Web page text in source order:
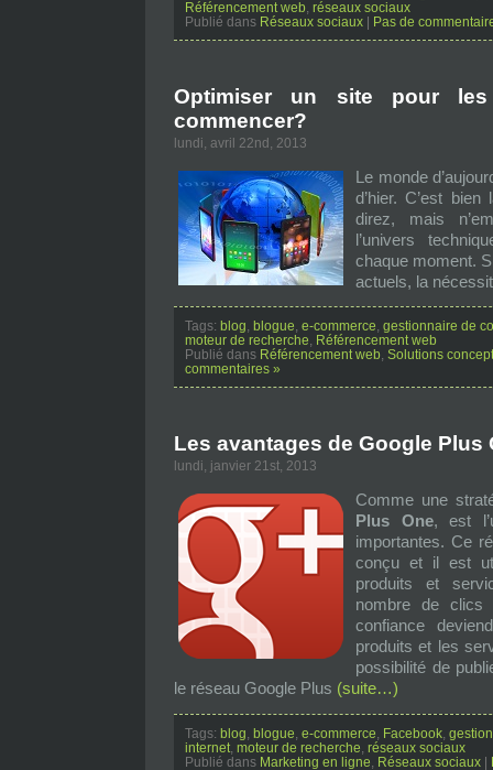
Référencement web réseaux sociaux
Publié dans Réseaux sociaux | Pas de
Optimiser un site pour
commencer?
lundi, avril 22nd, 2013
Le monde
d’hier. C’est
direz, mais
l’univers
chaque moment.
actuels, la
Tags: blog blogue e-commerce gestionnaire de
moteur de recherche
Référencement web
Publié dans Référencement web Solutions
commentaires »
Les avantages de Google Plus
lundi, janvier 21st, 2013
Comme une
Plus One, est
importantes. Ce
conçu et il est
produits et
nombre de clics
confiance
produits et les
possibilité de
le réseau Google Plus (suite…)
Tags: blog blogue e-commerce Facebook
internet moteur de recherche réseaux sociaux
Publié dans Marketing en ligne Réseaux sociaux |